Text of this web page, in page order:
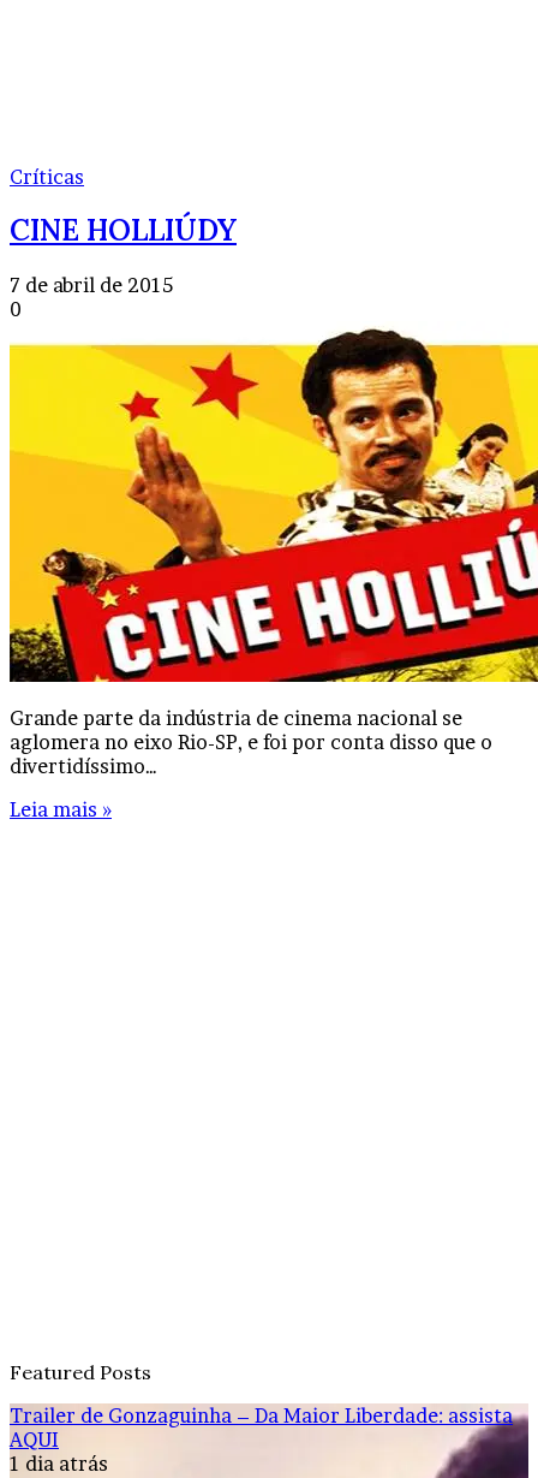
Críticas
CINE HOLLIÚDY
7 de abril de 2015
0
Grande parte da indústria de cinema nacional se
aglomera no eixo Rio-SP, e foi por conta disso que o
divertidíssimo…
Leia mais »
Featured Posts
Trailer de Gonzaguinha – Da Maior Liberdade: assista
AQUI
1 dia atrás